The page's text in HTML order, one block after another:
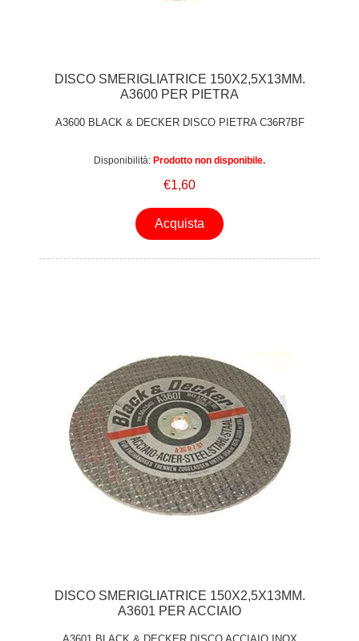
DISCO SMERIGLIATRICE 150X2,5X13MM.
A3600 PER PIETRA
A3600 BLACK & DECKER DISCO PIETRA C36R7BF
Disponibilità: Prodotto non disponibile.
€1,60
Acquista
DISCO SMERIGLIATRICE 150X2,5X13MM.
A3601 PER ACCIAIO